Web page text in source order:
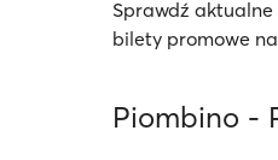
Sprawdź
bilety promowe
Piombino -